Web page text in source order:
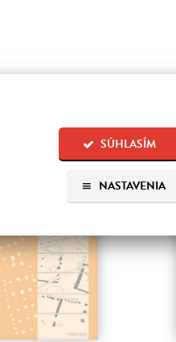
SÚHLASÍM
NASTAVENIA
aj: